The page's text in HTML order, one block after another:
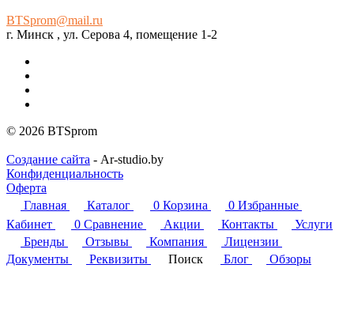
BTSprom@mail.ru
г. Минск , ул. Серова 4, помещение 1-2
© 2026 BTSprom
Создание сайта - Ar-studio.by
Конфиденциальность
Оферта
Главная
Каталог 0 Корзина 0 Избранные
Кабинет
0 Сравнение Акции Контакты
Услуги
Бренды
Отзывы Компания
Лицензии
Документы
Реквизиты Поиск Блог Обзоры